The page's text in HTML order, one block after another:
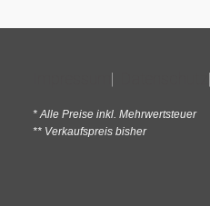
* Alle Preise inkl. Mehrwertsteuer
** Verkaufspreis bisher